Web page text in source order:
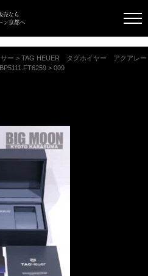
売なら
ン京都へ
ー > TAG HEUER タグホイヤー アクアレー
> 009